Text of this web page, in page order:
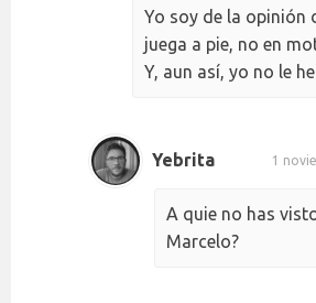
Yo soy de la opinión
juega a pie, no en
Y, aun así, yo no le
Yebrita 1
A quie no has
Marcelo?